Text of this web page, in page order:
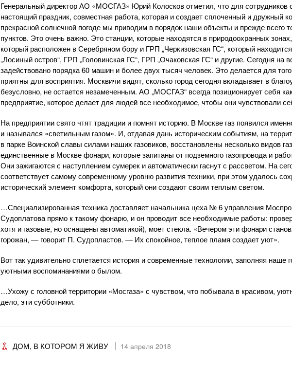
Генеральный директорАО «МОСГАЗ» Юрий Колосков отметил, что для
настоящий праздник, совместная работа, которая и создает сплоченный и дружный
прекрасной солнечной погоде мы приводим в порядок наши объекты и прежде всего
пунктов. Это очень важно. Это станции, которые находятся в природоохранных
который расположен в Серебряном бору и ГРП „Черкизовская ГС“, который
„Лосиный остров“, ГРП „Головинская ГС“, ГРП „Очаковская ГС“ и другие. Сегодня на
задействовано порядка 60 машин и более двух тысяч человек. Это делается для
приятны для восприятия. Москвичи видят, сколько город сегодня вкладывает в
безусловно, не остается незамеченным. АО „МОСГАЗ“ всегда позиционирует себя
предприятие, которое делает для людей все необходимое, чтобы они чувствовали
На предприятии свято чтят традиции и помнят историю. В Москве газ появился
и назывался «светильным газом». И, отдавая дань историческим событиям, на
в парке Воинской славы силами наших газовиков, восстановлены несколько видов
единственные в Москве фонари, которые запитаны от подземного газопровода и
Они зажигаются с наступлением сумерек и автоматически гаснут с рассветом. На
соответствует самому современному уровню развития техники, при этом удалось
исторический элемент комфорта, который они создают своим теплым светом.
…Специализированная техника доставляет начальника цеха № 6 управления
Судоплатова прямо к такому фонарю, и он проводит все необходимые работы:
хотя и газовые, но оснащены автоматикой), моет стекла. «Вечером эти фонари
горожан, — говорит П. Судопластов. — Их спокойное, теплое пламя создает уют».
Вот так удивительно сплетается история и современные технологии, заполняя наше
уютными воспоминаниями о былом.
…Ухожу с головной территории «Мосгаза» с чувством, что побывала в красивом,
дело, эти субботники.
ДОМ, В КОТОРОМ Я ЖИВУ 14 апреля 2018